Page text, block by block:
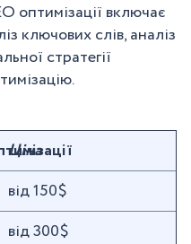
оптимізації включає
ключових слів, аналіз
стратегії
Ціна
від 150$
від 300$